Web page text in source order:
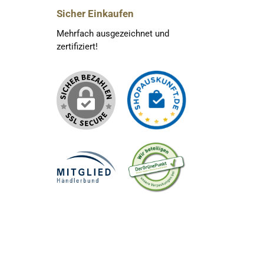
Sicher Einkaufen
Mehrfach ausgezeichnet und
zertifiziert!